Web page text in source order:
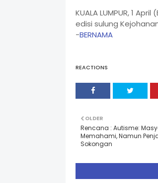
KUALA LUMPUR, 1
edisi sulung
-BERNAMA
REACTIONS
OLDER
Rencana : Autisme:
Memahami, Namun
Sokongan